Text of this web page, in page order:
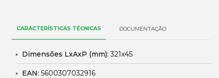
CARACTERÍSTICAS TÉCNICAS DOCUMENTAÇÃO
Dimensões LxAxP (mm):321x45
EAN: 5600307032916